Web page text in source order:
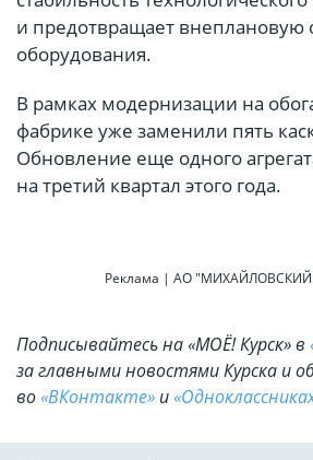
и предотвращает внеплановую
оборудования.
В рамках модернизации на
фабрике уже заменили пять
Обновление еще одного
на третий квартал этого года.
Реклама | АО
Подписывайтесь на «МОЁ! Курск» в
за главными новостями Курска и
во«ВКонтакте» и